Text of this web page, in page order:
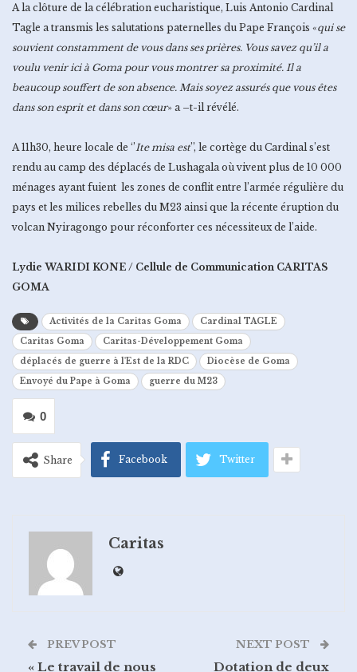
A la clôture de la célébration eucharistique, Luis Antonio Cardinal
Tagle a transmis les salutations paternelles du Pape François «qui se
souvient constamment de vous dans ses prières. Vous savez qu’il a
voulu venir ici à Goma pour vous montrer sa proximité. Il a
beaucoup souffert de son absence. Mais soyez assurés que vous êtes
dans son esprit et dans son cœur» a –t-il révélé.
A 11h30, heure locale de ‘’ Ite misa est’’, le cortège du Cardinal s’est
rendu au camp des déplacés de Lushagala où vivent plus de 10 000
ménages ayant fuient les zones de conflit entre l’armée régulière du
pays et les milices rebelles du M23 ainsi que la récente éruption du
volcan Nyiragongo pour réconforter ces nécessiteux de l’aide.
Lydie WARIDI KONE / Cellule de Communication CARITAS
GOMA
Activités de la Caritas Goma
Cardinal TAGLE
Caritas Goma
Caritas-Développement Goma
déplacés de guerre à l'Est de la RDC
Diocèse de Goma
Envoyé du Pape à Goma
guerre du M23
0
Share Facebook Twitter
Caritas
PREV POST
« Le travail de nous
NEXT POST
Dotation de deux